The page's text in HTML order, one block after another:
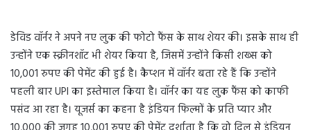
डेविड वॉर्नर ने अपने नए लुक की फोटो फैंस के साथ शेयर की। इसके साथ ही
उन्होंने एक स्क्रीनशॉट भी शेयर किया है, जिसमें उन्होंने किसी शख्स को
10,001 रुपए की पेमेंट की हुई है। कैप्शन में वॉर्नर बता रहे हैं कि उन्होंने
पहली बार UPI का इस्तेमाल किया है। वॉर्नर का यह लुक फैंस को काफी
पसंद आ रहा है। यूजर्स का कहना है इंडियन फिल्मों के प्रति प्यार और